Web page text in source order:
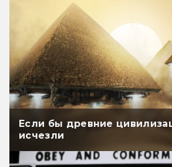
Если бы древние
исчезли